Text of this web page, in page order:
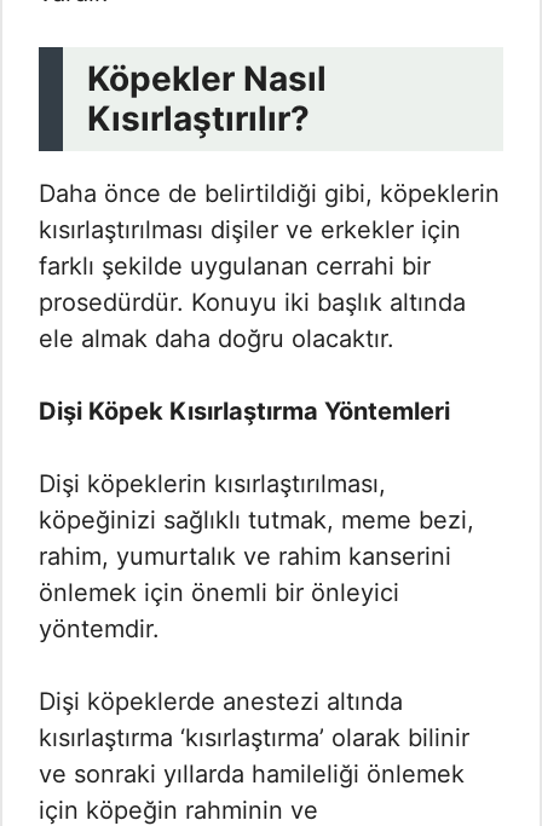
Köpekler Nasıl
Kısırlaştırılır?
Daha önce de belirtildiği gibi, köpeklerin
kısırlaştırılması dişiler ve erkekler için
farklı şekilde uygulanan cerrahi bir
prosedürdür. Konuyu iki başlık altında
ele almak daha doğru olacaktır.
Dişi Köpek Kısırlaştırma Yöntemleri
Dişi köpeklerin kısırlaştırılması,
köpeğinizi sağlıklı tutmak, meme bezi,
rahim, yumurtalık ve rahim kanserini
önlemek için önemli bir önleyici
yöntemdir.
Dişi köpeklerde anestezi altında
kısırlaştırma ‘kısırlaştırma’ olarak bilinir
ve sonraki yıllarda hamileliği önlemek
için köpeğin rahminin ve